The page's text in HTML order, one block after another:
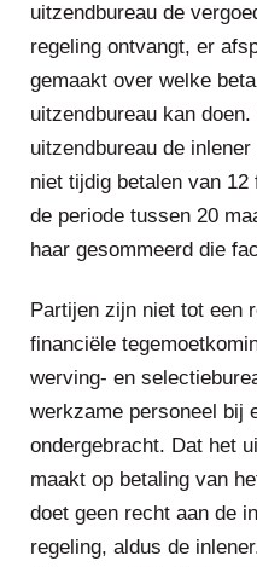
uitzendbureau de
regeling ontvangt, er
gemaakt over welke
uitzendbureau kan
uitzendbureau de
niet tijdig betalen van
de periode tussen 20
haar gesommeerd die
Partijen zijn niet tot een
financiële
werving- en
werkzame personeel bij
ondergebracht. Dat het
maakt op betaling van
doet geen recht aan de
regeling, aldus de